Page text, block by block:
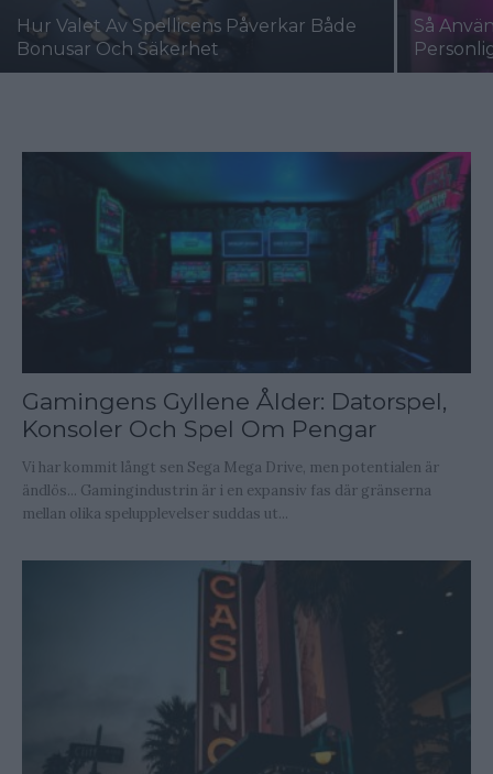
Hur Valet Av Spellicens Påverkar Både
Bonusar Och Säkerhet
Så
Gamingens Gyllene Ålder: Datorspel,
Konsoler Och Spel Om Pengar
Vi har kommit långt sen Sega Mega Drive, men potentialen är
ändlös... Gamingindustrin är i en expansiv fas där gränserna
mellan olika spelupplevelser suddas ut...